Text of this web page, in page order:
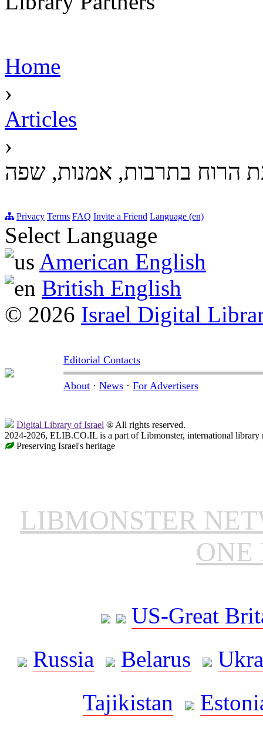
Home
›
Articles
›
הרוח בתרבות, אמנות, שפה
Privacy Terms FAQ Invite a Friend Language (en)
Select Language
American English
British English
© 2026 Israel Digital
Editorial Contacts
About · News · For Advertisers
Digital Library of Israel ® All rights reserved.
2024-2026, ELIB.CO.IL is a part of Libmonster, international library
Preserving Israel's heritage
LIBMONSTER
ONE
US-Great
Russia
Belarus
Tajikistan